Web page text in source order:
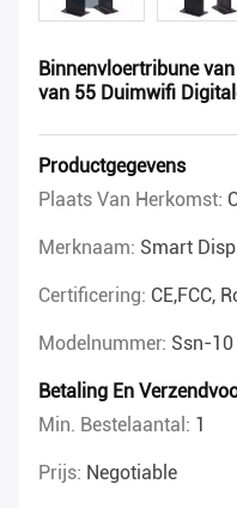
Binnenvloertribune
van 55 Duimwifi
Productgegevens
Plaats Van Herkomst:
Merknaam: Smart
Certificering: CE,FCC,
Modelnummer: Ssn-10
Betaling En
Min. Bestelaantal: 1
Prijs: Negotiable